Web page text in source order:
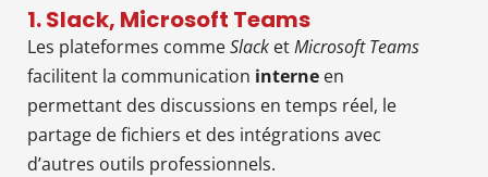
1. Slack, Microsoft Teams
Les plateformes commeSlack etMicrosoft Teams
facilitent la communication interne en
permettant des discussions en temps réel, le
partage de fichiers et des intégrations avec
d’autres outils professionnels.